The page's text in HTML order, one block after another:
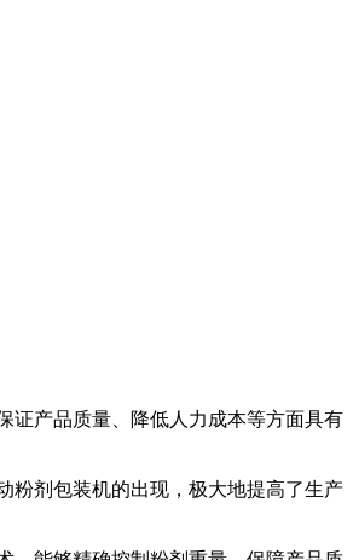
证产品质量、降低人力成本等方面具有
剂包装机的出现，极大地提高了生产